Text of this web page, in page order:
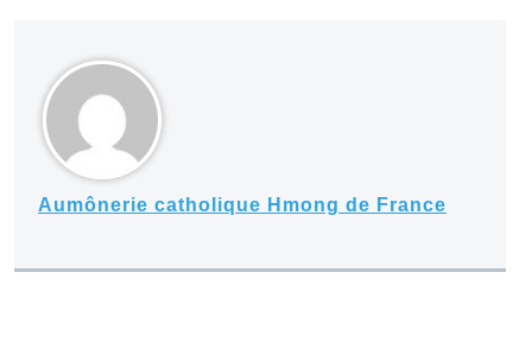
Aumônerie catholique Hmong de France